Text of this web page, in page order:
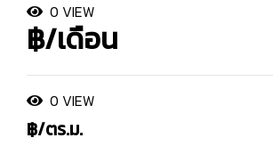
0 VIEW
฿/เดือน
0 VIEW
฿/ตร.ม.